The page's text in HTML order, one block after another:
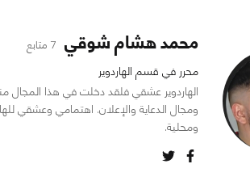
محمد هشام شوقي 7 متابع
محرر في قسم الهاردوير
ومجال الدعاية والإعلان. اهتمامي وعشقي
ومحلية.